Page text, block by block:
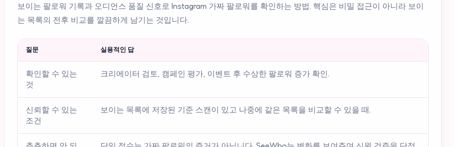
보이는 팔로워 기록과 오디언스 품질 신호로 Instagram 가짜 팔로워를 확인하는 방법. 핵심은 비밀 접근이 아니라 보이
는 목록의 전후 비교를 깔끔하게 남기는 것입니다.
질문 실용적인 답
확인할 수 있는
것
크리에이터 검토, 캠페인 평가, 이벤트 후 수상한 팔로워 증가 확인.
신뢰할 수 있는
조건
보이는 목록에 저장된 기준 스캔이 있고 나중에 같은 목록을 비교할 수 있을 때.